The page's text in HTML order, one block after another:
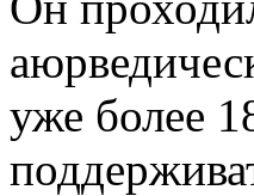
уже более